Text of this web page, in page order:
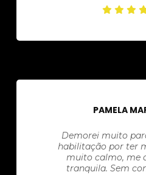
PAMELA
Demorei muito
habilitação por ter
muito calmo, me
tranquila. Sem